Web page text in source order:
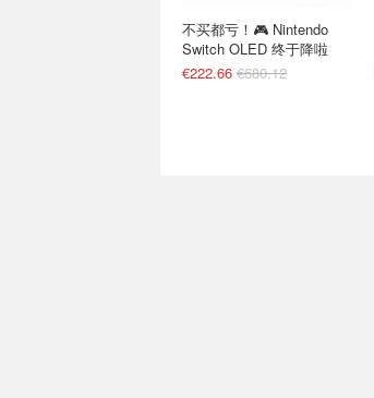
不买都亏！🎮 Nintendo
Switch OLED 终于降啦
€222.66 €680.12